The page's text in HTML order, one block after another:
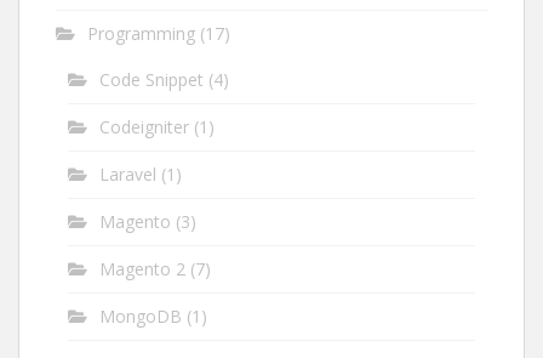
Programming (17)
Code Snippet (4)
Codeigniter (1)
Laravel (1)
Magento (3)
Magento 2 (7)
MongoDB (1)